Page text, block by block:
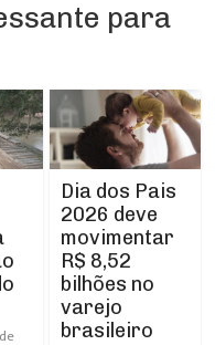
para
Dia dos Pais
2026 deve
movimentar
R$ 8,52
bilhões no
varejo
brasileiro